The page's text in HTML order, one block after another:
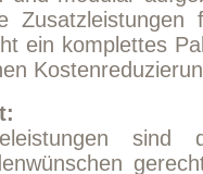
Eisenachwird
Sie versichert,
und vorsichtig